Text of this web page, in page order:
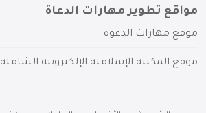
مواقع تطوير مهارات الدعاة
موقع مهارات الدعوة
موقع المكتبة الإسلامية الإلكترونية الشاملة